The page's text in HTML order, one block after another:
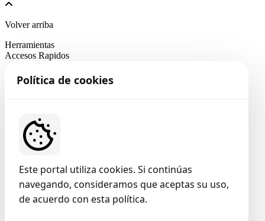
Volver arriba
Herramientas
Accesos Rapidos
Política de cookies
Este portal utiliza cookies. Si continúas
navegando, consideramos que aceptas su uso,
de acuerdo con esta política.